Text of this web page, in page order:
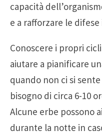
capacità
e a rafforzare le
Conoscere i propri
aiutare a pianificare
quando non ci si
bisogno di circa 6-10
Alcune erbe possono
durante la notte in